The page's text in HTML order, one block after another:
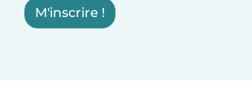
M'inscrire !